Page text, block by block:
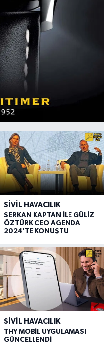
SIVIL HAVACILIK
SERKAN KAPTAN İLE GÜLİZ
ÖZTÜRK CEO AGENDA
2024'TE KONUŞTU
SIVIL HAVACILIK
THY MOBİL UYGULAMASI
GÜNCELLENDİ